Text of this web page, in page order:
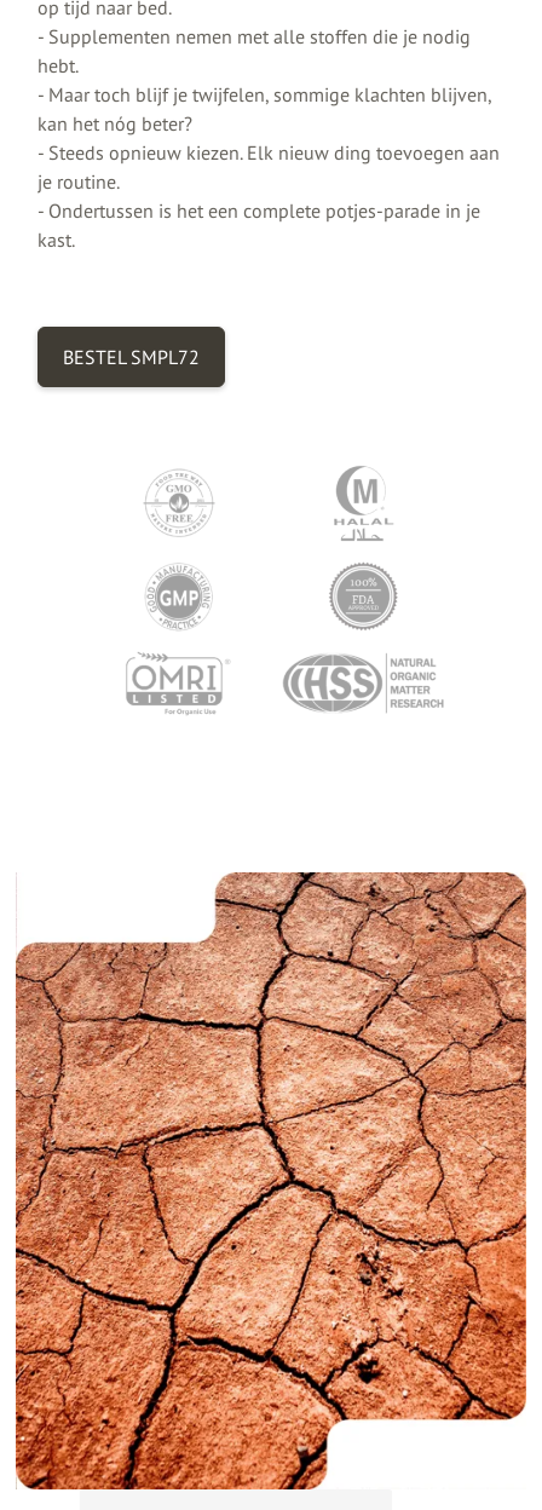
op tijd naar bed.
- Supplementen nemen met alle stoffen die je nodig
hebt.
- Maar toch blijf je twijfelen, sommige klachten blijven,
kan het nóg beter?
- Steeds opnieuw kiezen. Elk nieuw ding toevoegen aan
je routine.
- Ondertussen is het een complete potjes-parade in je
kast.
BESTEL SMPL72